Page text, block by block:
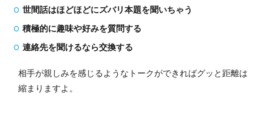
世間話はほどほどにズバリ本題を聞いちゃう
積極的に趣味や好みを質問する
連絡先を聞けるなら交換する
相手が親しみを感じるようなトークができればグッと距離は
縮まりますよ。